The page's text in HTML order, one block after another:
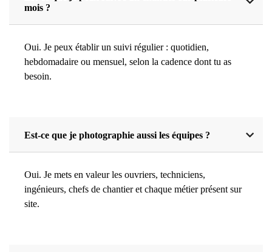
mois ?
Oui. Je peux établir un suivi régulier : quotidien,
hebdomadaire ou mensuel, selon la cadence dont tu as
besoin.
Est-ce que je photographie aussi les équipes ?
Oui. Je mets en valeur les ouvriers, techniciens,
ingénieurs, chefs de chantier et chaque métier présent sur
site.